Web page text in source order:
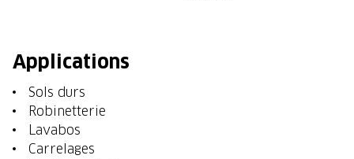
Applications
Sols durs
Robinetterie
Lavabos
Carrelages